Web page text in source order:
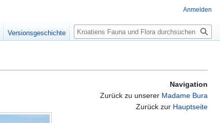
Navigation
Zurück zu unserer Madame Bura
Zurück zur Hauptseite
Anmelden
Versionsgeschichte Suche